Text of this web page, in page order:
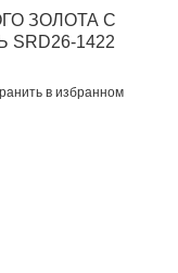
ЗОЛОТА С
1422
в избранном